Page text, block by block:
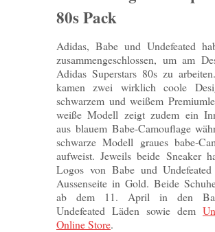
80s Pack
Adidas, Babe und Undefeated
zusammengeschlossen, um am
Adidas Superstars 80s zu
kamen zwei wirklich coole
schwarzem und weißem
weiße Modell zeigt zudem ein
aus blauem Babe-Camouflage
schwarze Modell graues babe-
aufweist. Jeweils beide Sneaker
Logos von Babe und
Aussenseite in Gold. Beide
ab dem 11. April in den
Undefeated Läden sowie dem
Online Store.